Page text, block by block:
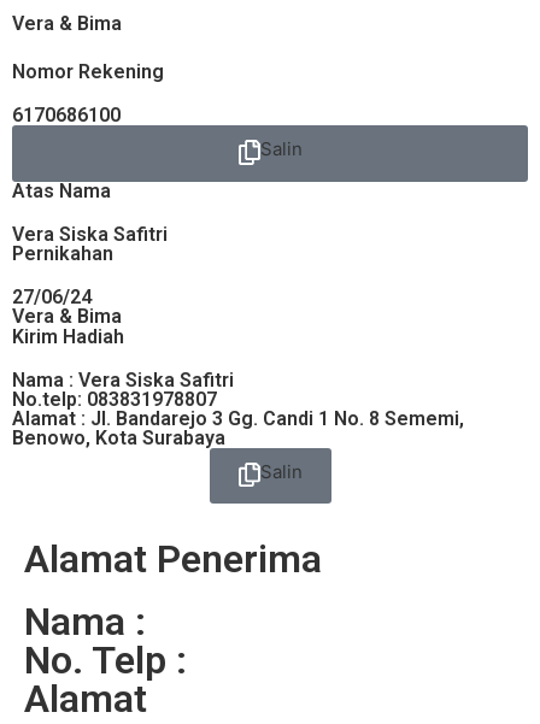
Vera & Bima
Nomor Rekening
6170686100
Salin
Atas Nama
Vera Siska Safitri
Pernikahan
27/06/24
Vera & Bima
Kirim Hadiah
Nama : Vera Siska Safitri
No.telp: 083831978807
Alamat : Jl. Bandarejo 3 Gg. Candi 1 No. 8 Sememi,
Benowo, Kota Surabaya
Salin
Alamat Penerima
Nama :
No. Telp :
Alamat